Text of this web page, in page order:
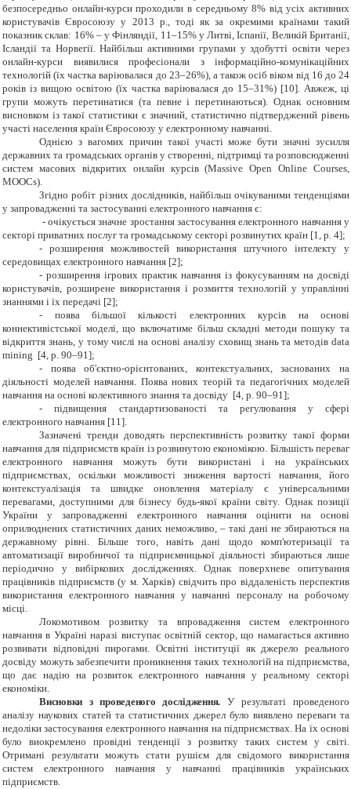
безпосередньо онлайн-курси проходили в середньому 8% від усіх активних
користувачів Євросоюзу у 2013 р., тоді як за окремими країнами такий
показник склав: 16% – у Фінляндії, 11–15% у Литві, Іспанії, Великій Британії,
Ісландії та Норвегії. Найбільш активними групами у здобутті освіти через
онлайн-курси виявилися професіонали з інформаційно-комунікаційних
технологій (їх частка варіювалася до 23–26%), а також осіб віком від 16 до 24
років із вищою освітою (їх частка варіювалася до 15–31%) [10]. Авжеж, ці
групи можуть перетинатися (та певне і перетинаються). Однак основним
висновком із такої статистики є значний, статистично підтверджений рівень
участі населення країн Євросоюзу у електронному навчанні.
Однією з вагомих причин такої участі може бути значні зусилля
державних та громадських органів у створенні, підтримці та розповсюдженні
систем масових відкритих онлайн курсів (Massive Open Online Courses,
MOOCs).
Згідно робіт різних дослідників, найбільш очікуваними тенденціями
у запровадженні та застосуванні електронного навчання є:
- очікується значне зростання застосування електронного навчання у
секторі приватних послуг та громадському секторі розвинутих країн [1, р. 4];
- розширення можливостей використання штучного інтелекту у
середовищах електронного навчання [2];
- розширення ігрових практик навчання із фокусуванням на досвіді
користувачів, розширене використання і розмиття технологій у управлінні
знаннями і їх передачі [2];
- поява більшої кількості електронних курсів на основі
коннективістської моделі, що включатиме більш складні методи пошуку та
відкриття знань, у тому числі на основі аналізу сховищ знань та методів data
mining [4, р. 90–91];
- поява об'єктно-орієнтованих, контекстуальних, заснованих на
діяльності моделей навчання. Поява нових теорій та педагогічних моделей
навчання на основі колективного знання та досвіду [4, р. 90–91];
- підвищення стандартизованості та регулювання у сфері
електронного навчання [11].
Зазначені тренди доводять перспективність розвитку такої форми
навчання для підприємств країн із розвинутою економікою. Більшість переваг
електронного навчання можуть бути використані і на українських
підприємствах, оскільки можливості зниження вартості навчання, його
контекстуалізація та швидке оновлення матеріалу є універсальними
перевагами, доступними для бізнесу будь-якої країни світу. Однак позиції
України у запровадженні електронного навчання оцінити на основі
оприлюднених статистичних даних неможливо, – такі дані не збираються на
державному рівні. Більше того, навіть дані щодо комп'ютеризації та
автоматизації виробничої та підприємницької діяльності збираються лише
періодично у вибіркових дослідженнях. Однак поверхневе опитування
працівників підприємств (у м. Харків) свідчить про віддаленість перспектив
використання електронного навчання у навчанні персоналу на робочому
місці.
Локомотивом розвитку та впровадження систем електронного
навчання в Україні наразі виступає освітній сектор, що намагається активно
розвивати відповідні пирогами. Освітні інституції як джерело реального
досвіду можуть забезпечити проникнення таких технологій на підприємства,
що дає надію на розвиток електронного навчання у реальному секторі
економіки.
Висновки з проведеного дослідження. У результаті проведеного
аналізу наукових статей та статистичних джерел було виявлено переваги та
недоліки застосування електронного навчання на підприємствах. На їх основі
було виокремлено провідні тенденції з розвитку таких систем у світі.
Отримані результати можуть стати рушієм для свідомого використання
систем електронного навчання у навчанні працівників українських
підприємств.